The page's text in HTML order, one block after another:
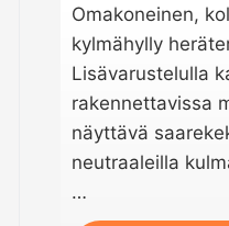
Omakoneinen,
kylmähylly
Lisävarustelulla
rakennettavissa
näyttävä
neutraaleilla
…